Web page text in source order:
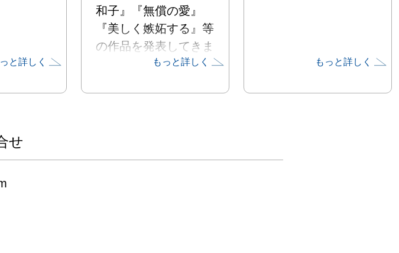
と詳しく
和子』『無償の愛』
『美しく嫉妬する』等
の作品を発表してきま
した。主に女性や男性
もっと詳しく もっと詳しく
せ